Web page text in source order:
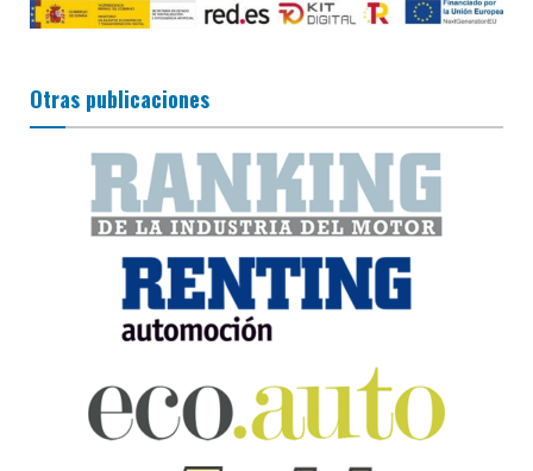
Otras publicaciones